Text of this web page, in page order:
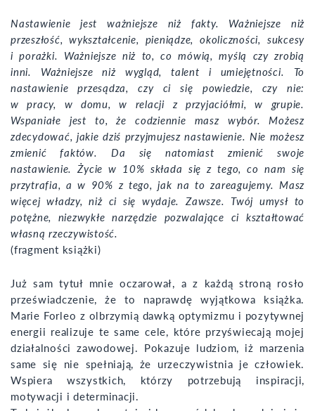
Nastawienie jest ważniejsze niż fakty. Ważniejsze niż
przeszłość, wykształcenie, pieniądze, okoliczności, sukcesy
i porażki. Ważniejsze niż to, co mówią, myślą czy zrobią
inni. Ważniejsze niż wygląd, talent i umiejętności. To
nastawienie przesądza, czy ci się powiedzie, czy nie:
w pracy, w domu, w relacji z przyjaciółmi, w grupie.
Wspaniałe jest to, że codziennie masz wybór. Możesz
zdecydować, jakie dziś przyjmujesz nastawienie. Nie możesz
zmienić faktów. Da się natomiast zmienić swoje
nastawienie.Życie w 10% składa się z tego, co nam się
przytrafia, a w 90% z tego, jak na to zareagujemy. Masz
więcej władzy, niż ci się wydaje. Zawsze. Twój umysł to
potężne, niezwykłe narzędzie pozwalające ci kształtować
własną rzeczywistość.
(fragment książki)
Już sam tytuł mnie oczarował, a z każdą stroną rosło
przeświadczenie, że to naprawdę wyjątkowa książka.
Marie Forleo z olbrzymią dawką optymizmu i pozytywnej
energii realizuje te same cele, które przyświecają mojej
działalności zawodowej. Pokazuje ludziom, iż marzenia
same się nie spełniają, że urzeczywistnia je człowiek.
Wspiera wszystkich, którzy potrzebują inspiracji,
motywacji i determinacji.